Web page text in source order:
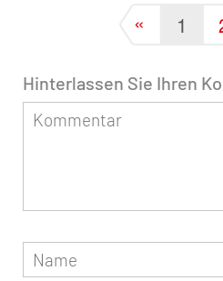
« 1
Hinterlassen Sie Ihren